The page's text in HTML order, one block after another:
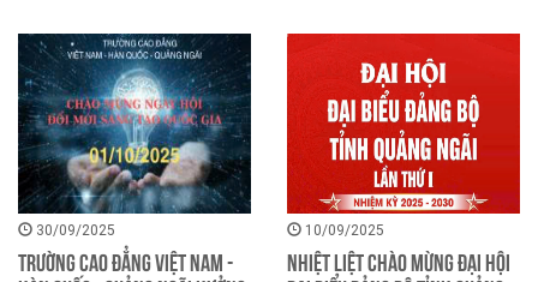
30/09/2025
Trường Cao đẳng Việt Nam -
10/09/2025
Nhiệt liệt chào mừng Đại hội